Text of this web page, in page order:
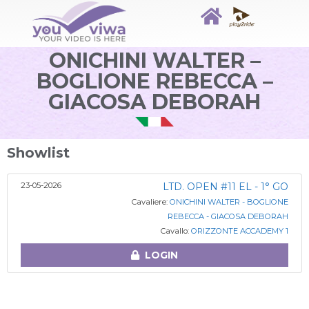
ONICHINI WALTER –
BOGLIONE REBECCA –
GIACOSA DEBORAH
Showlist
23-05-2026 LTD. OPEN #11 EL - 1° GO
Cavaliere: ONICHINI WALTER - BOGLIONE
REBECCA - GIACOSA DEBORAH
Cavallo: ORIZZONTE ACCADEMY 1
LOGIN